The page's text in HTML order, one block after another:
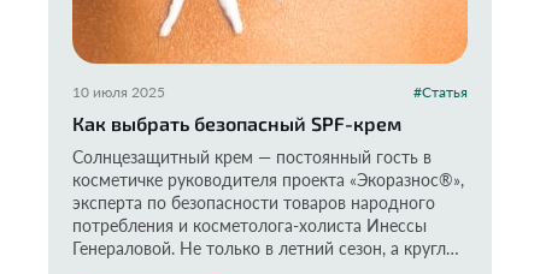
10 июля 2025 #Статья
Как выбрать безопасный SPF-крем
Солнцезащитный крем — постоянный гость в
косметичке руководителя проекта «Экоразнос®»,
эксперта по безопасности товаров народного
потребления и косметолога-холиста Инессы
Генераловой. Не только в летний сезон, а круглый